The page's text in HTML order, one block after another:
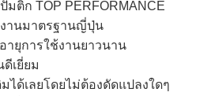
ติ๊ก TOP PERFORMANCE
งานมาตรฐานญี่ปุ่น
ายุการใช้งานยาวนาน
เยี่ยม
ได้เลยโดยไม่ต้องดัดแปลงใดๆ